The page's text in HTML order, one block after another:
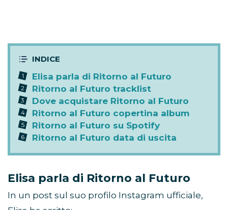
Elisa parla di Ritorno al Futuro
Ritorno al Futuro tracklist
Dove acquistare Ritorno al Futuro
Ritorno al Futuro copertina album
Ritorno al Futuro su Spotify
Ritorno al Futuro data di uscita
Elisa parla di Ritorno al Futuro
In un post sul suo profilo Instagram ufficiale,